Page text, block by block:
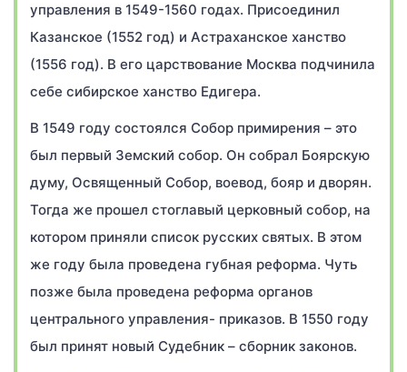
управления в 1549-1560 годах. Присоединил
Казанское (1552 год) и Астраханское ханство
(1556 год). В его царствование Москва подчинила
себе сибирское ханство Едигера.
В 1549 году состоялся Собор примирения – это
был первый Земский собор. Он собрал Боярскую
думу, Освященный Собор, воевод, бояр и дворян.
Тогда же прошел стоглавый церковный собор, на
котором приняли список русских святых. В этом
же году была проведена губная реформа. Чуть
позже была проведена реформа органов
центрального управления- приказов. В 1550 году
был принят новый Судебник – сборник законов.